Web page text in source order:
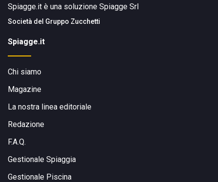
Spiagge.it è una soluzione Spiagge Srl
Società del Gruppo Zucchetti
Spiagge.it
Chi siamo
Magazine
La nostra linea editoriale
Redazione
F.A.Q.
Gestionale Spiaggia
Gestionale Piscina